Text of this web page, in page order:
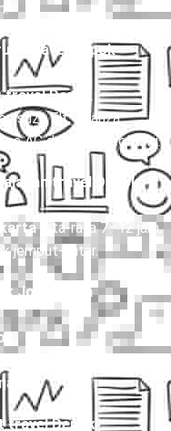
dijemput di alamat
travel Depok
travel Depok
Isuzu Elf, Avanza,
AC dan kursi reclining.
travel Depok
rata-rata 7–12 jam,
jemput-antar.
Jogjakarta
untuk penumpang